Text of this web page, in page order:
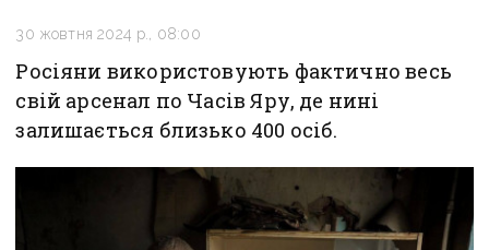
30 жовтня 2024 р., 08:00
Росіяни використовують фактично весь
свій арсенал по Часів Яру, де нині
залишається близько 400 осіб.